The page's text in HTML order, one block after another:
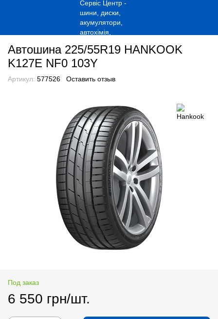
Автошина 225/55R19 HANKOOK
K127E NF0 103Y
Артикул: 577526 Оставить отзыв
Под заказ
6 550 грн/шт.